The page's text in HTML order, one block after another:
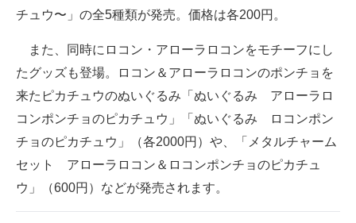
ちょっと気になるネットの話題
チュウ〜」の全5種類が発売。価格は各200円。
また、同時にロコン・アローラロコンをモチーフにし
たグッズも登場。ロコン＆アローラロコンのポンチョを
来たピカチュウのぬいぐるみ「ぬいぐるみ アローラロ
コンポンチョのピカチュウ」「ぬいぐるみ ロコンポン
チョのピカチュウ」（各2000円）や、「メタルチャーム
セット アローラロコン＆ロコンポンチョのピカチュ
ウ」（600円）などが発売されます。